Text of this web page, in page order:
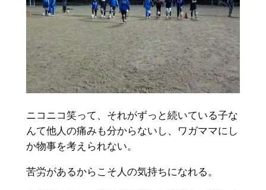
ニコニコ笑って、それがずっと続いている子な
んて他人の痛みも分からないし、ワガママにし
か物事を考えられない。
苦労があるからこそ人の気持ちになれる。